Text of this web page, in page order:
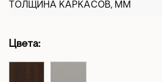
ТОЛЩИНА КАРКАСОВ, ММ
Цвета: